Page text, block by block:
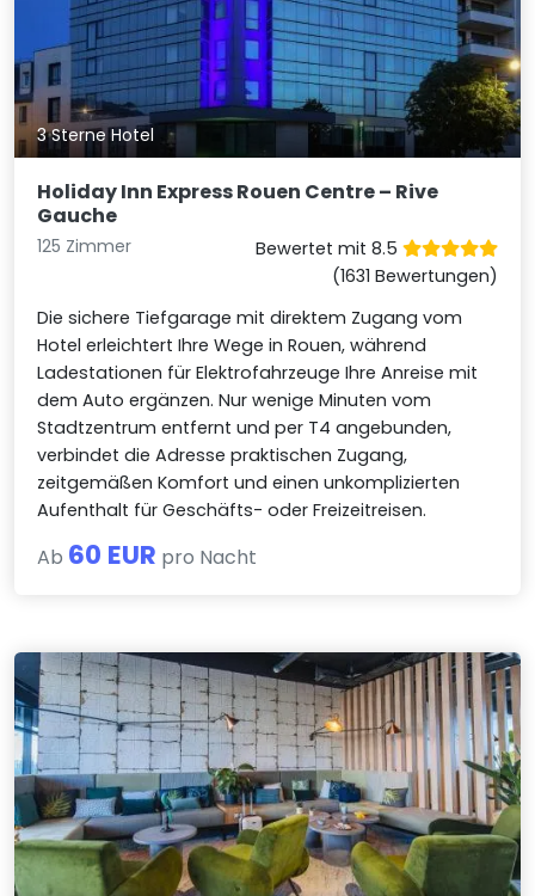
3 Sterne Hotel
Holiday Inn Express Rouen Centre – Rive
Gauche
125 Zimmer
Bewertet mit 8.5
(1631 Bewertungen)
Die sichere Tiefgarage mit direktem Zugang vom
Hotel erleichtert Ihre Wege in Rouen, während
Ladestationen für Elektrofahrzeuge Ihre Anreise mit
dem Auto ergänzen. Nur wenige Minuten vom
Stadtzentrum entfernt und per T4 angebunden,
verbindet die Adresse praktischen Zugang,
zeitgemäßen Komfort und einen unkomplizierten
Aufenthalt für Geschäfts- oder Freizeitreisen.
Ab 60 EUR pro Nacht